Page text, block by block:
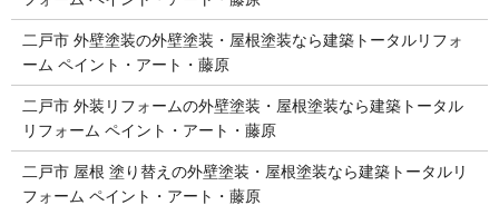
二戸市 外壁塗装の外壁塗装・屋根塗装なら建築トータルリフォ
ーム ペイント・アート・藤原
二戸市 外装リフォームの外壁塗装・屋根塗装なら建築トータル
リフォーム ペイント・アート・藤原
二戸市 屋根 塗り替えの外壁塗装・屋根塗装なら建築トータルリ
フォーム ペイント・アート・藤原